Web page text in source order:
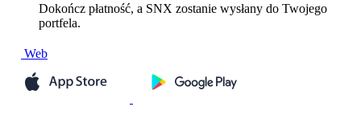
Dokończ płatność, a SNX zostanie wysłany do Twojego
portfela.
Web